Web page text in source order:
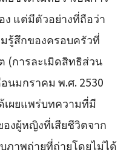
ง แต่มีตัวอย่างที่ถือว่า
รู้สึกของครอบครัวที่
(การละเมิดสิทธิส่วน
นมกราคม พ.ศ. 2530
เผยแพร่บทความที่มี
งผู้หญิงที่เสียชีวิตจาก
ภาพถ่ายที่ถ่ายโดยไม่ได้